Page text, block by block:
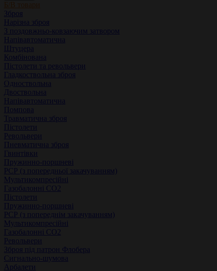
Б/В товари
Зброя
Нарізна зброя
З поздовжньо-ковзаючим затвором
Напівавтоматична
Штуцера
Комбінована
Пістолети та револьвери
Гладкоствольна зброя
Одноствольна
Двоствольна
Напівавтоматична
Помпова
Травматична зброя
Пістолети
Револьвери
Пневматична зброя
Гвинтівки
Пружинно-поршневі
РСР (з попередньої закачуванням)
Мультикомпресійні
Газобалонні СО2
Пістолети
Пружинно-поршневі
РСР (з попереднім закачуванням)
Мультикомпресійні
Газобалонні СО2
Револьвери
Зброя під патрон Флобера
Сигнально-шумова
Арбалети